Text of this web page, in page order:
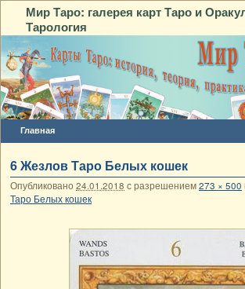
Мир Таро: галерея карт Таро и
Тарология
Главная
6 Жезлов Таро Белых кошек
Опубликовано 24.01.2018 с разрешением273 × 500
Таро Белых кошек